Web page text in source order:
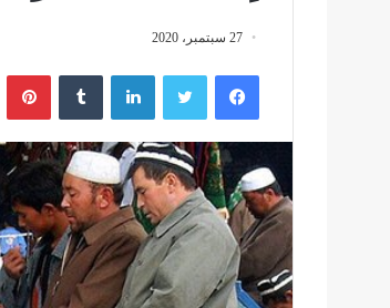
27 سبتمبر، 2020
فيسبوك تويتر لينكدإن